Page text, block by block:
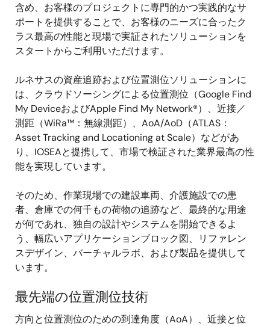
含め、お客様のプロジェクトに専門的かつ実践的なサ
ポートを提供することで、お客様のニーズに合ったク
ラス最高の性能と現場で実証されたソリューションを
スタートからご利用いただけます。
ルネサスの資産追跡および位置測位ソリューションに
は、クラウドソーシングによる位置測位（Google Find
My DeviceおよびApple Find My Network®）、近接／
測距（WiRa™：無線測距）、AoA/AoD（ATLAS：
Asset Tracking and Locationing at Scale）などがあ
り、IOSEAと提携して、市場で検証された業界最高の性
能を実現しています。
そのため、作業現場での建設車両、介護施設での患
者、倉庫での何千もの荷物の追跡など、最終的な用途
が何であれ、独自の設計やシステムを開始できるよ
う、幅広いアプリケーションブロック図、リファレン
スデザイン、バーチャルラボ、および製品を提供して
います。
最先端の位置測位技術
方向と位置測位のための到達角度（AoA）、近接と位